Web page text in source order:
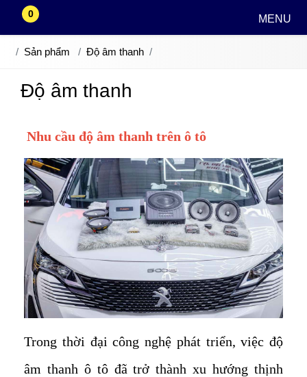
0 MENU
Sản phẩm Độ âm thanh
Độ âm thanh
Nhu cầu độ âm thanh trên ô tô
Trong thời đại công nghệ phát triển, việc độ
âm thanh ô tô đã trở thành xu hướng thịnh